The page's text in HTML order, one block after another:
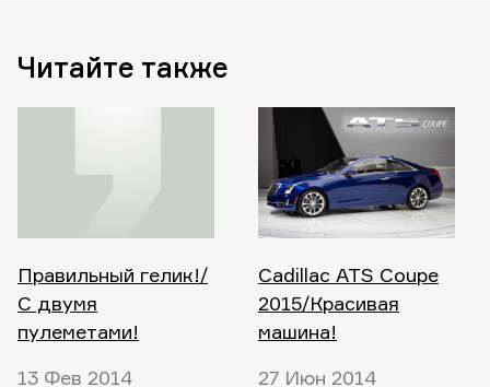
Читайте также
Правильный гелик!/
С двумя
пулеметами!
13 Фев 2014
Cadillac ATS Coupe
2015/Красивая
машина!
27 Июн 2014